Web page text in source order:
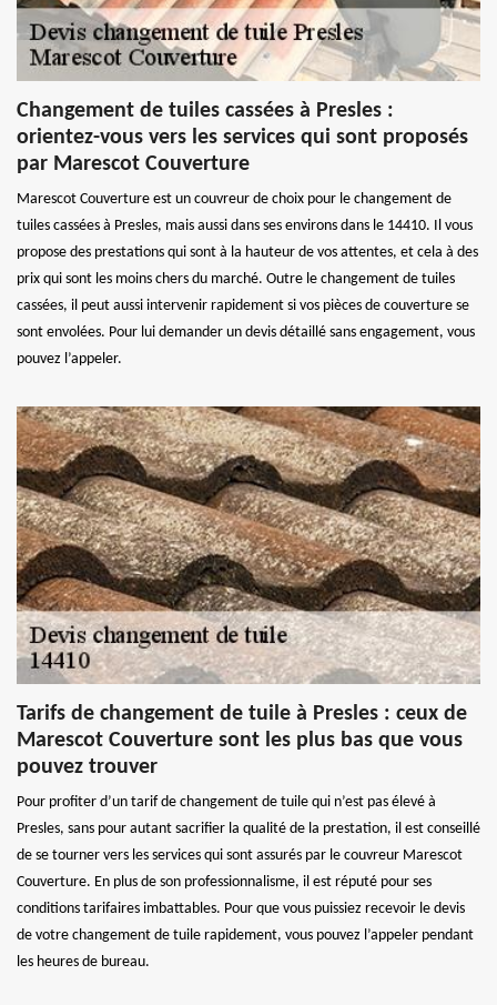
Changement de tuiles cassées à Presles :
orientez-vous vers les services qui sont proposés
par Marescot Couverture
Marescot Couverture est un couvreur de choix pour le changement de
tuiles cassées à Presles, mais aussi dans ses environs dans le 14410. Il vous
propose des prestations qui sont à la hauteur de vos attentes, et cela à des
prix qui sont les moins chers du marché. Outre le changement de tuiles
cassées, il peut aussi intervenir rapidement si vos pièces de couverture se
sont envolées. Pour lui demander un devis détaillé sans engagement, vous
pouvez l’appeler.
Tarifs de changement de tuile à Presles : ceux de
Marescot Couverture sont les plus bas que vous
pouvez trouver
Pour profiter d’un tarif de changement de tuile qui n’est pas élevé à
Presles, sans pour autant sacrifier la qualité de la prestation, il est conseillé
de se tourner vers les services qui sont assurés par le couvreur Marescot
Couverture. En plus de son professionnalisme, il est réputé pour ses
conditions tarifaires imbattables. Pour que vous puissiez recevoir le devis
de votre changement de tuile rapidement, vous pouvez l’appeler pendant
les heures de bureau.